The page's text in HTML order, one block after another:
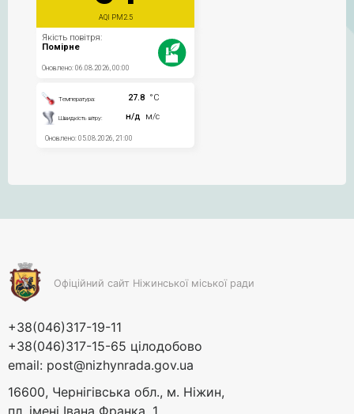
Офіційний сайт Ніжинської міської ради
+38(046)317-19-11
+38(046)317-15-65 цілодобово
email: post@nizhynrada.gov.ua
16600, Чернігівська обл., м. Ніжин,
пл. імені Івана Франка, 1